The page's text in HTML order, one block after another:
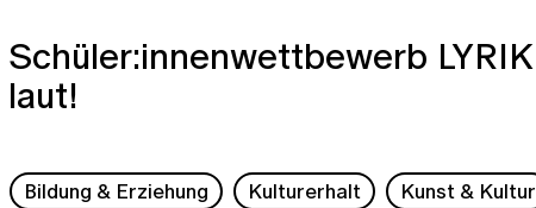
Schüler:innenwettbewerb LYRIK
laut!
Bildung & Erziehung Kulturerhalt Kunst & Kultur